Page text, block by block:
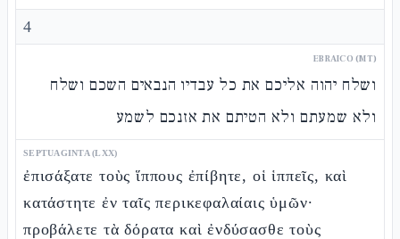
4
EBRAICO (MT)
ושלח יהוה אליכם את כל עבדיו הנבאים השכם ושלח
ולא שמעתם ולא הטיתם את אזנכם לשמע
SEPTUAGINTA (LXX)
ἐπισάξατε τοὺς ἵππους ἐπίβητε, οἱ ἱππεῖς, καὶ
κατάστητε ἐν ταῖς περικεφαλαίαις ὑμῶν·
προβάλετε τὰ δόρατα καὶ ἐνδύσασθε τοὺς